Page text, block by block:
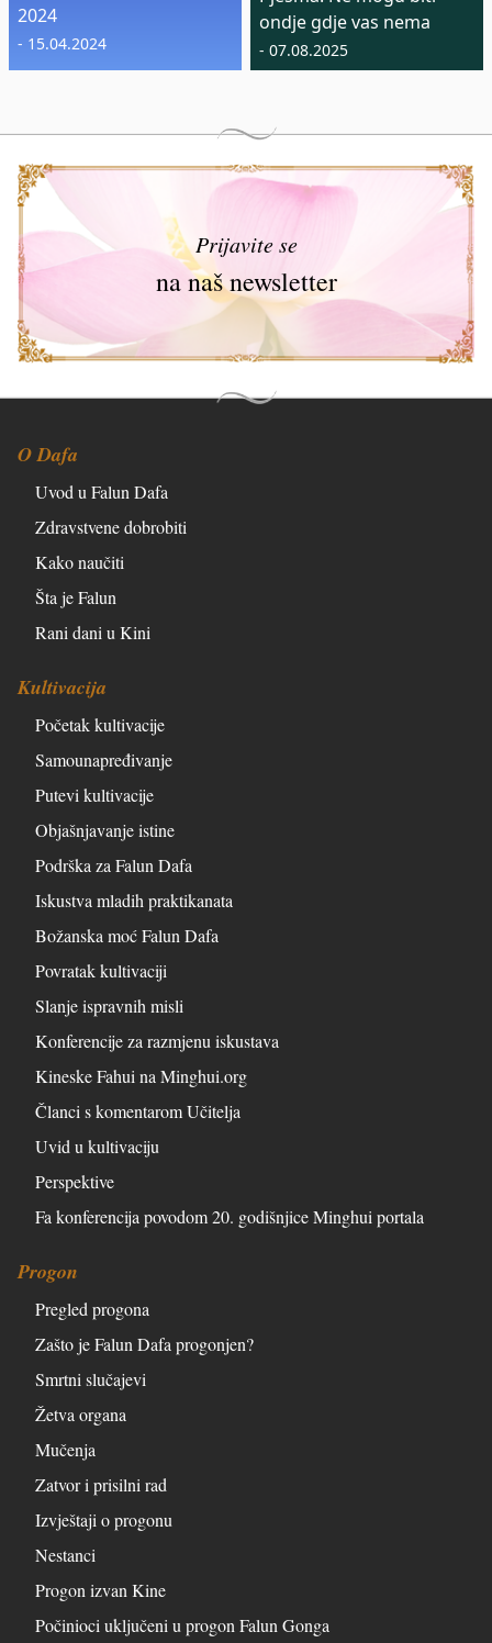
2024
- 15.04.2024
ondje gdje vas nema
- 07.08.2025
Prijavite se
na naš newsletter
O Dafa
Uvod u Falun Dafa
Zdravstvene dobrobiti
Kako naučiti
Šta je Falun
Rani dani u Kini
Kultivacija
Početak kultivacije
Samounapređivanje
Putevi kultivacije
Objašnjavanje istine
Podrška za Falun Dafa
Iskustva mladih praktikanata
Božanska moć Falun Dafa
Povratak kultivaciji
Slanje ispravnih misli
Konferencije za razmjenu iskustava
Kineske Fahui na Minghui.org
Članci s komentarom Učitelja
Uvid u kultivaciju
Perspektive
Fa konferencija povodom 20. godišnjice Minghui portala
Progon
Pregled progona
Zašto je Falun Dafa progonjen?
Smrtni slučajevi
Žetva organa
Mučenja
Zatvor i prisilni rad
Izvještaji o progonu
Nestanci
Progon izvan Kine
Počinioci uključeni u progon Falun Gonga